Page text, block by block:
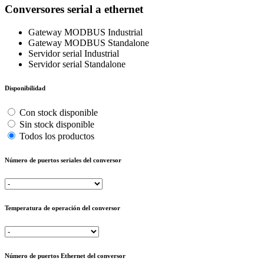
Conversores serial a ethernet
Gateway MODBUS Industrial
Gateway MODBUS Standalone
Servidor serial Industrial
Servidor serial Standalone
Disponibilidad
Con stock disponible
Sin stock disponible
Todos los productos
Número de puertos seriales del conversor
Temperatura de operación del conversor
Número de puertos Ethernet del conversor